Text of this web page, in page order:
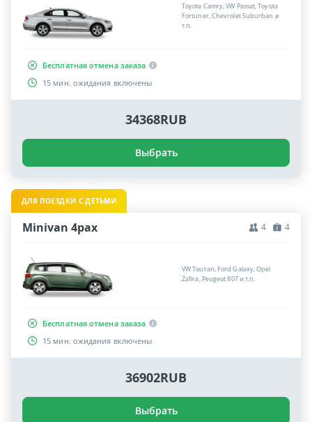
Toyota Camry, VW Passat, Toyota
Fortuner, Chevrolet Suburban и
т.п.
Бесплатная отмена заказа
15 мин. ожидания включены
34368RUB
Выбрать
ДЛЯ ПОЕЗДКИ С ДЕТЬМИ
Minivan 4pax 4 4
VW Touran, Ford Galaxy, Opel
Zafira, Peugeot 807 и т.п.
Бесплатная отмена заказа
15 мин. ожидания включены
36902RUB
Выбрать